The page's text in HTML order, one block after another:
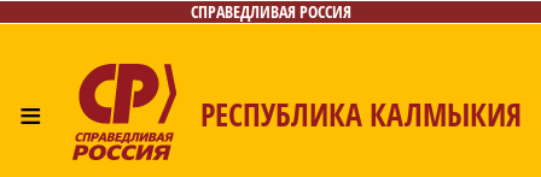
СПРАВЕДЛИВАЯ РОССИЯ
≡ РЕСПУБЛИКА КАЛМЫКИЯ